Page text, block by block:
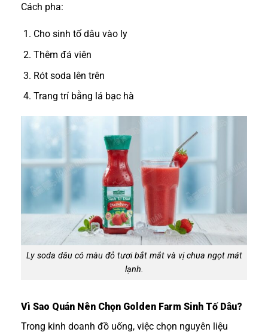
Cách pha:
Cho sinh tố dâu vào ly
Thêm đá viên
Rót soda lên trên
Trang trí bằng lá bạc hà
Ly soda dâu có màu đỏ tươi bắt mắt và vị chua ngọt mát
lạnh.
Vì Sao Quán Nên Chọn Golden Farm Sinh Tố Dâu?
Trong kinh doanh đồ uống, việc chọn nguyên liệu